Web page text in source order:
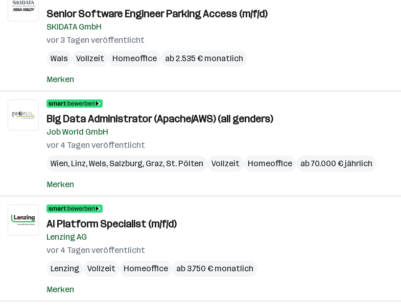
Senior Software Engineer Parking Access (m/f/d)
SKIDATA GmbH
vor 3 Tagen veröffentlicht
Wals
Vollzeit Homeoffice ab 2.535 € monatlich
Merken
Big Data Administrator (Apache/AWS) (all genders)
Job World GmbH
vor 4 Tagen veröffentlicht
Wien, Linz,Wels, Salzburg, Graz, St. Pölten Vollzeit Homeoffice ab 70.000 € jährlich
Merken
AI Platform Specialist (m/f/d)
Lenzing AG
vor 4 Tagen veröffentlicht
Lenzing
Vollzeit Homeoffice ab 3.750 € monatlich
Merken